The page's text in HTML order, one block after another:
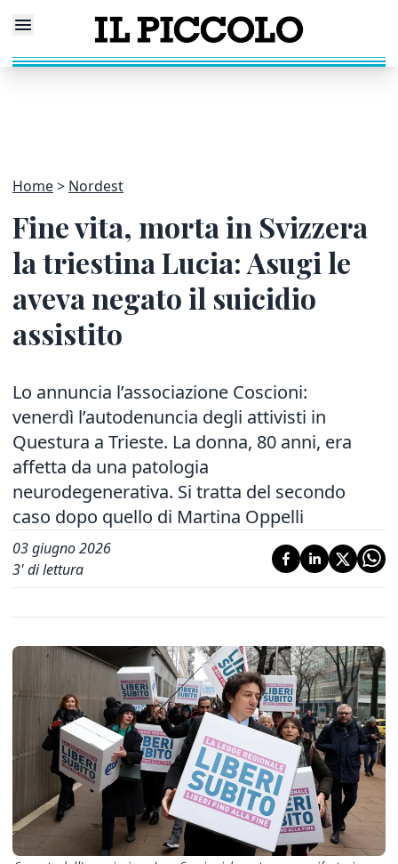
Home Nordest
Fine vita, morta in Svizzera
la triestina Lucia: Asugi le
aveva negato il suicidio
assistito
Lo annuncia l’associazione Coscioni:
venerdì l’autodenuncia degli attivisti in
Questura a Trieste. La donna, 80 anni, era
affetta da una patologia
neurodegenerativa. Si tratta del secondo
caso dopo quello di Martina Oppelli
03 giugno 2026
3' di lettura